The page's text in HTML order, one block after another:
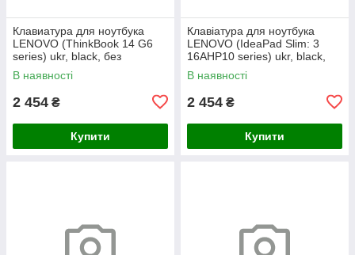
Клавиатура для ноутбука
LENOVO (ThinkBook 14 G6
series) ukr, black, без
фрейма, подсветка клавиш
(copilot)
В наявності
2 454 ₴
Купити
Клавіатура для ноутбука
LENOVO (IdeaPad Slim: 3
16AHP10 series) ukr, black,
без кадру, підсвічування
клавіш
В наявності
2 454 ₴
Купити